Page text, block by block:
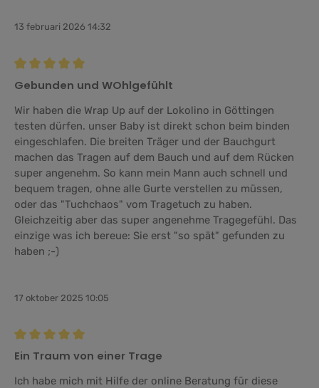
13 februari 2026 14:32
Recension med betyg på 5 av 5 stjärnor
Gebunden und WOhlgefühlt
Wir haben die Wrap Up auf der Lokolino in Göttingen
testen dürfen. unser Baby ist direkt schon beim binden
eingeschlafen. Die breiten Träger und der Bauchgurt
machen das Tragen auf dem Bauch und auf dem Rücken
super angenehm. So kann mein Mann auch schnell und
bequem tragen, ohne alle Gurte verstellen zu müssen,
oder das "Tuchchaos" vom Tragetuch zu haben.
Gleichzeitig aber das super angenehme Tragegefühl. Das
einzige was ich bereue: Sie erst "so spät" gefunden zu
haben ;-)
17 oktober 2025 10:05
Recension med betyg på 5 av 5 stjärnor
Ein Traum von einer Trage
Ich habe mich mit Hilfe der online Beratung für diese